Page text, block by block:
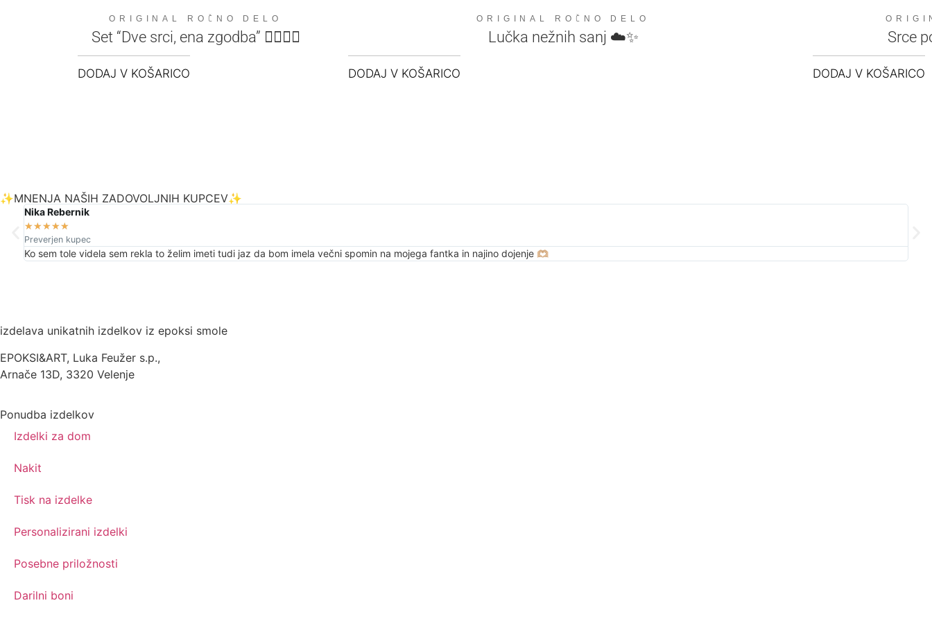
ORIGINAL ROČNO DELO
Set “Dve srci, ena zgodba” 👩‍❤️‍👨✨
DODAJ V KOŠARICO
ORIGINAL ROČNO DELO
Lučka nežnih sanj ☁️✨
DODAJ V KOŠARICO
Srce
DODAJ V KOŠARICO
✨MNENJA NAŠIH ZADOVOLJNIH KUPCEV✨
Nika Rebernik
★★★★★
Preverjen kupec
Ko sem tole videla sem rekla to želim imeti tudi jaz da bom imela večni spomin na mojega fantka in najino dojenje 🫶🏼
izdelava unikatnih izdelkov iz epoksi smole
EPOKSI&ART, Luka Feužer s.p.,
Arnače 13D, 3320 Velenje
Ponudba izdelkov
Izdelki za dom
Nakit
Tisk na izdelke
Personalizirani izdelki
Posebne priložnosti
Darilni boni